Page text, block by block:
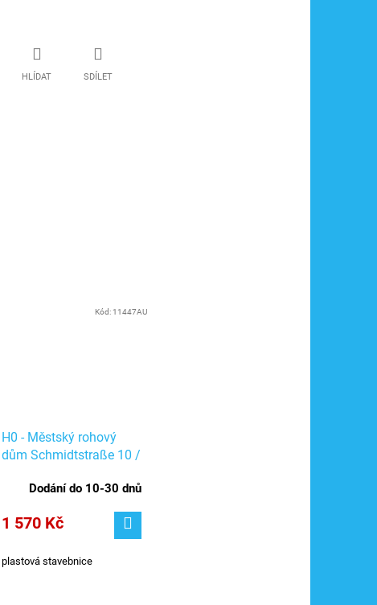
HLÍDAT SDÍLET
H0 - Městský rohový
dům Schmidtstraße 10 /
Dodání do 10-30 dnů
1 570 Kč
plastová stavebnice
Kód: 11447AU